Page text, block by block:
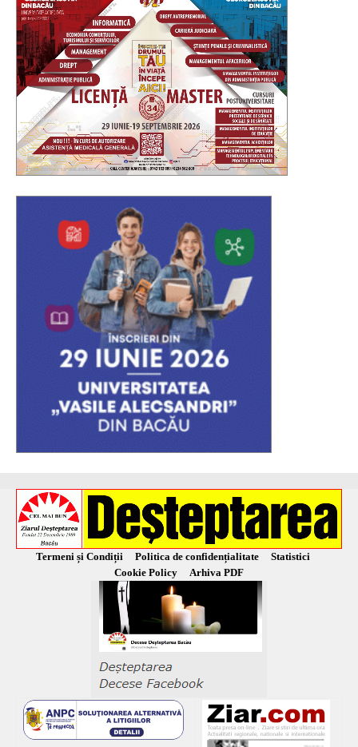
Termeni și Condiții Politica de confidențialitate
Statistici
Cookie Policy
Arhiva PDF